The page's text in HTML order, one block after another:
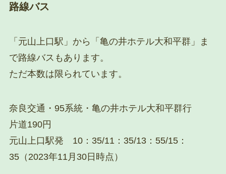
路線バス
「元山上口駅」から「亀の井ホテル大和平群」ま
で路線バスもあります。
ただ本数は限られています。
奈良交通・95系統・亀の井ホテル大和平群行
片道190円
元山上口駅発 10：35/11：35/13：55/15：
35（2023年11月30日時点）